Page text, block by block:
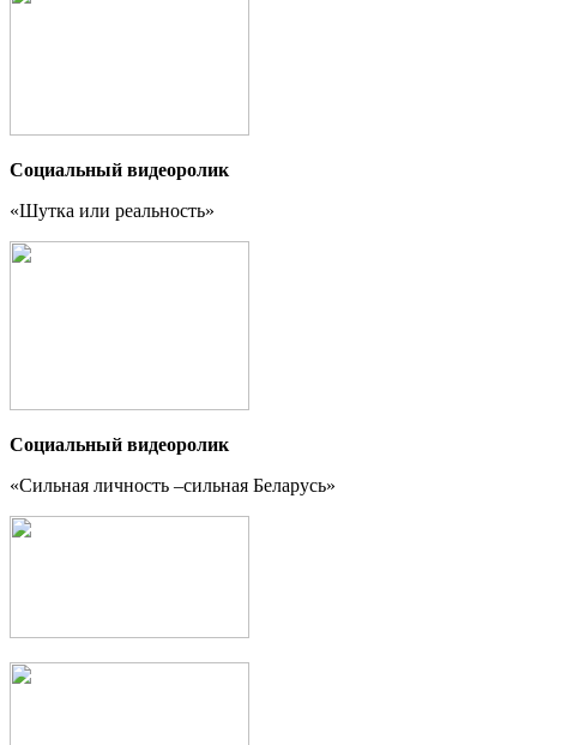
Социальный видеоролик
«Шутка или реальность»
Социальный видеоролик
«Сильная личность –сильная Беларусь»